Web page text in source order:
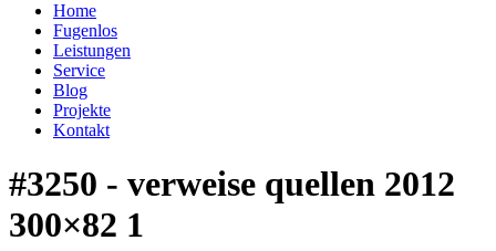
Home
Fugenlos
Leistungen
Service
Blog
Projekte
Kontakt
#3250 - verweise quellen 2012
300×82 1